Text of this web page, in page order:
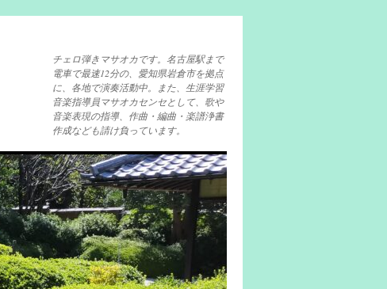
チェロ弾きマサオカです。名古屋駅まで
電車で最速12分の、愛知県岩倉市を拠点
に、各地で演奏活動中。また、生涯学習
音楽指導員マサオカセンセとして、歌や
音楽表現の指導、作曲・編曲・楽譜浄書
作成なども請け負っています。